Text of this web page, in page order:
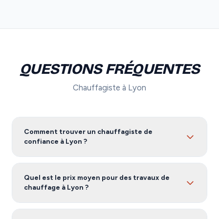
QUESTIONS FRÉQUENTES
Chauffagiste à Lyon
Comment trouver un chauffagiste de
confiance à Lyon ?
Pour trouver un chauffagiste fiable à Lyon, nous vous
service vous met en relation avec des artisans certifiés
et vérifiés dans le Rhône, gratuitement et sans
engagement.
Quel est le prix moyen pour des travaux de
chauffage à Lyon ?
Les tarifs de chauffage à Lyon varient selon l'ampleur